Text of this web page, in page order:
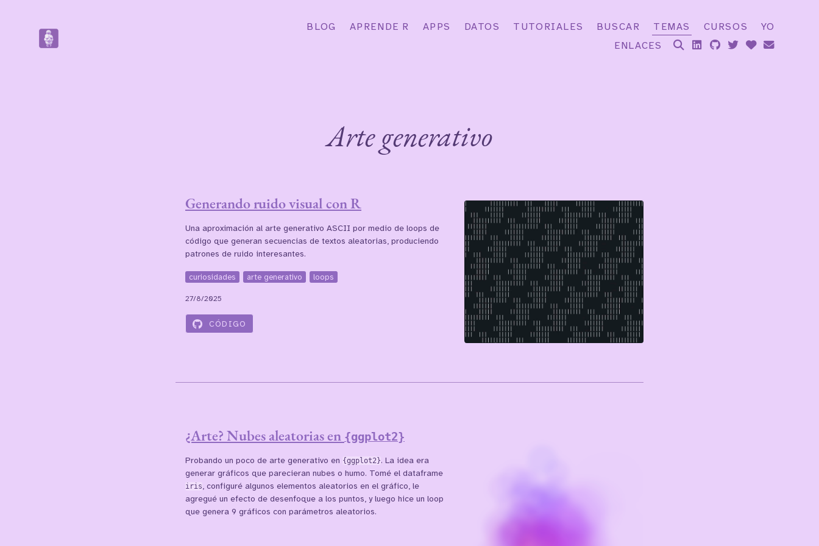
BLOG APRENDE R APPS DATOS TUTORIALES BUSCAR TEMAS CURSOS
YO
ENLACES
Arte generativo
Generando ruido visual con R
Una aproximación al arte generativo ASCII por medio de loops de
código que generan secuencias de textos aleatorias, produciendo
patrones de ruido interesantes.
curiosidades arte generativo loops
27/8/2025
CÓDIGO
¿Arte? Nubes aleatorias en {ggplot2}
Probando un poco de arte generativo en {ggplot2}. La idea era
generar gráficos que parecieran nubes o humo. Tomé el dataframe
iris, configuré algunos elementos aleatorios en el gráfico, le
agregué un efecto de desenfoque a los puntos, y luego hice un loop
que genera 9 gráficos con parámetros aleatorios.